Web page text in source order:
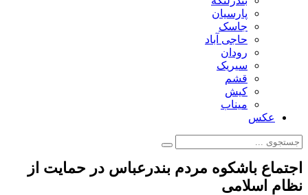
پارسیان
جاسک
حاجی آباد
رودان
سیریک
قشم
کیش
میناب
عکس
اجتماع باشکوه مردم بندرعباس در حمایت از
نظام اسلامی